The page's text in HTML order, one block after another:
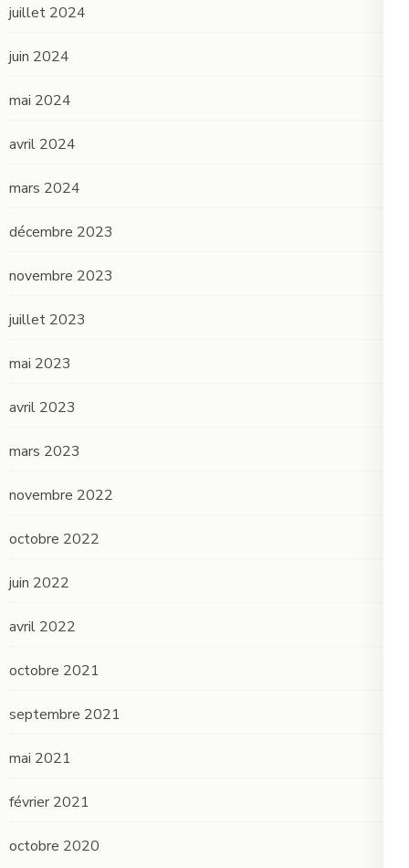
juillet 2024
juin 2024
mai 2024
avril 2024
mars 2024
décembre 2023
novembre 2023
juillet 2023
mai 2023
avril 2023
mars 2023
novembre 2022
octobre 2022
juin 2022
avril 2022
octobre 2021
septembre 2021
mai 2021
février 2021
octobre 2020